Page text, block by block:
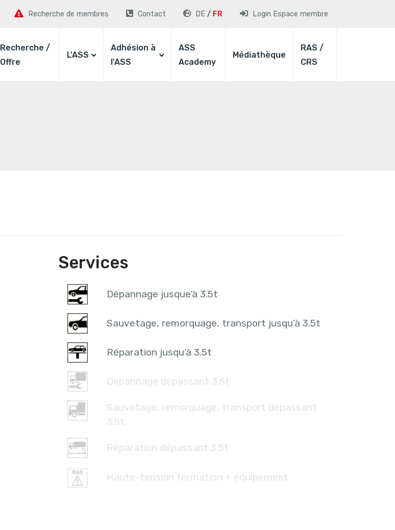
Recherche de membres Contact DE FR Login Espace membre
Recherche /
Offre
L'ASS
Adhésion à
l'ASS
ASS
Academy
Médiathèque
RAS /
CRS
Services
Dépannage jusque’à 3.5t
Sauvetage, remorquage, transport jusqu’à 3.5t
Réparation jusqu’à 3.5t
Dépannage dépassant 3.5t
Sauvetage, remorquage, transport dépassant
3.5t
Réparation dépassant 3.5t
Haute-tension formation + équipement